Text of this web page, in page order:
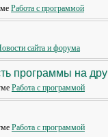
Работа с программой
сайта и форума
программы на
Работа с программой
Работа с программой